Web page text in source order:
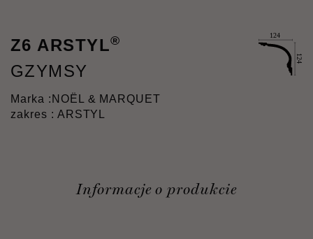
Z6 ARSTYL®
GZYMSY
Marka : NOËL & MARQUET
zakres : ARSTYL
Informacje o produkcie